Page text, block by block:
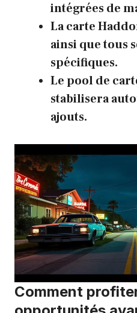
intégrées de
La carte
ainsi que tous
spécifiques.
Le pool de
stabilisera
ajouts.
Comment